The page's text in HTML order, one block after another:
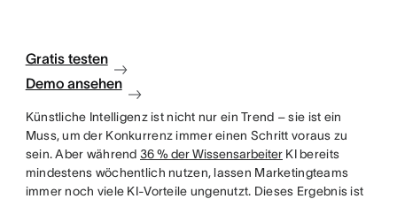
Gratis testen
Demo ansehen
Künstliche Intelligenz ist nicht nur ein Trend – sie ist ein
Muss, um der Konkurrenz immer einen Schritt voraus zu
sein. Aber während 36 % der Wissensarbeiter KI bereits
mindestens wöchentlich nutzen, lassen Marketingteams
immer noch viele KI-Vorteile ungenutzt. Dieses Ergebnis ist